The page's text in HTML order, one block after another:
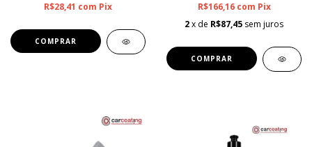
R$28,41 com Pix R$166,16 com Pix
2x de R$87,45 sem juros